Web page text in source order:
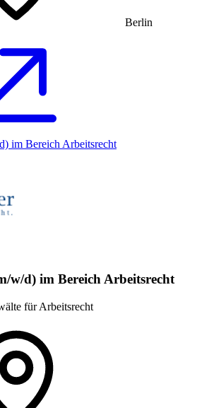
Berlin
im Bereich Arbeitsrecht
w/d) im Bereich Arbeitsrecht
für Arbeitsrecht